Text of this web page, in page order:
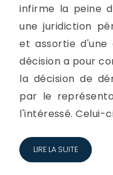
infirme la peine
une juridiction
et assortie d'une
décision a pour
la décision de
par le
l'intéressé. Celui-
LIRE LA SUITE